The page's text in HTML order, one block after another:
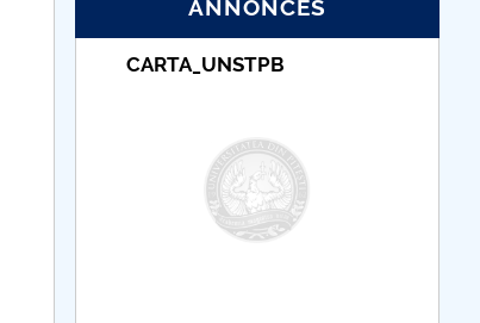
ANNONCES
Taxe de școlarizare